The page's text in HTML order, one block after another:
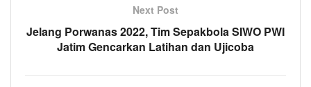
Next Post
Jelang Porwanas 2022, Tim Sepakbola SIWO PWI
Jatim Gencarkan Latihan dan Ujicoba